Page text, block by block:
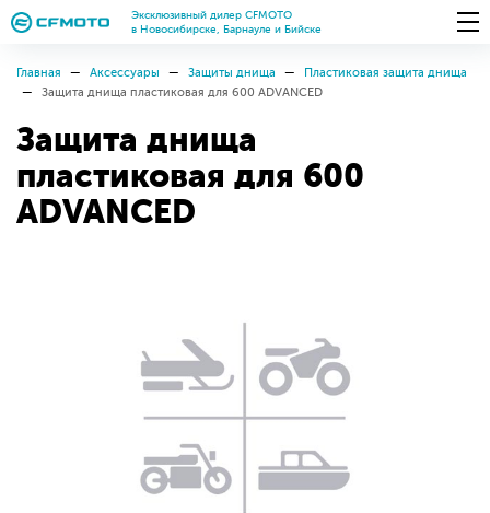
Эксклюзивный дилер CFMOTO
в Новосибирске, Барнауле и Бийске
Главная Аксессуары Защиты днища
Пластиковая защита днища
Защита днища пластиковая для 600 ADVANCED
Защита днища
пластиковая для 600
ADVANCED